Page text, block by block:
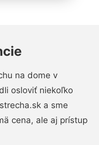
na dome v
osloviť niekoľko
a sme
cena, ale aj prístup